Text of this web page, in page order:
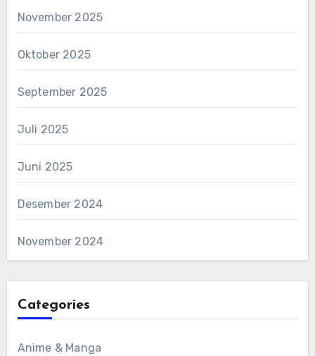
November 2025
Oktober 2025
September 2025
Juli 2025
Juni 2025
Desember 2024
November 2024
Categories
Anime & Manga